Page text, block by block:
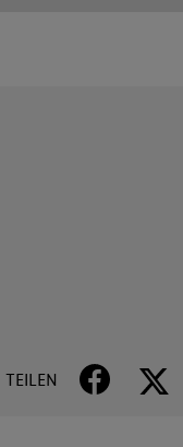
TEILEN